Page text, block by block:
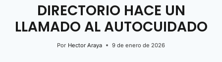
DIRECTORIO HACE UN
LLAMADO AL AUTOCUIDADO
Por Hector Araya 9 de enero de 2026